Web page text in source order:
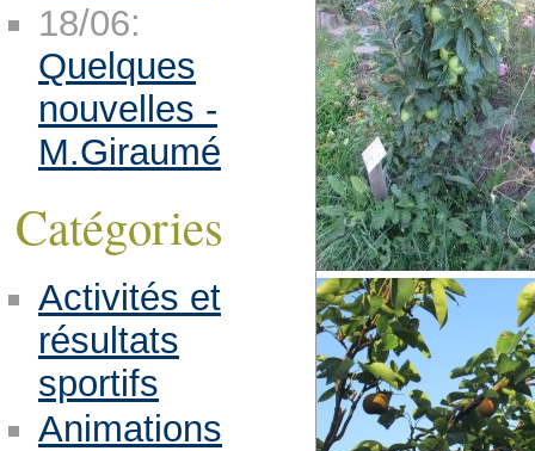
18/06:
Quelques
nouvelles -
M.Giraumé
Catégories
Activités et
résultats
sportifs
Animations